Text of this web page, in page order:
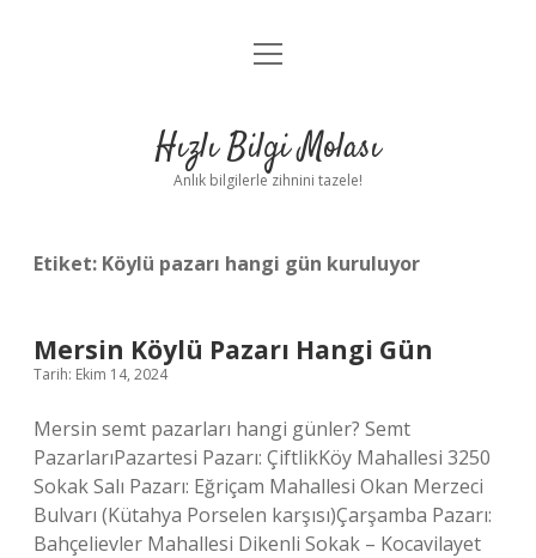
Anasayfa
Yasal Uyarı
menüyü
Hızlı Bilgi Molası
Anlık bilgilerle zihnini tazele!
Etiket: Köylü pazarı hangi gün kuruluyor
Mersin Köylü Pazarı Hangi Gün
Tarih: Ekim 14, 2024
Mersin semt pazarları hangi günler? Semt
PazarlarıPazartesi Pazarı: ÇiftlikKöy Mahallesi 3250
Sokak Salı Pazarı: Eğriçam Mahallesi Okan Merzeci
Bulvarı (Kütahya Porselen karşısı)Çarşamba Pazarı:
Bahçelievler Mahallesi Dikenli Sokak – Kocavilayet